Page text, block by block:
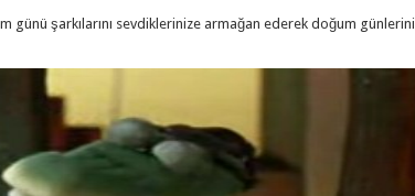
günü şarkılarını sevdiklerinize armağan ederek doğum günlerini